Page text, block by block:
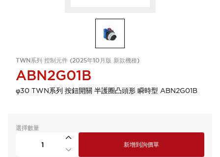
TWN系列 控制元件 (2025年10月版 新款機種)
ABN2G01B
φ30 TWN系列 按鈕開關 半護圈凸頭形 瞬時型 ABN2G01B
選擇數量
新增到詢價單